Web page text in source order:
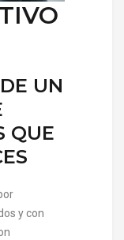
UN
QUE
y con